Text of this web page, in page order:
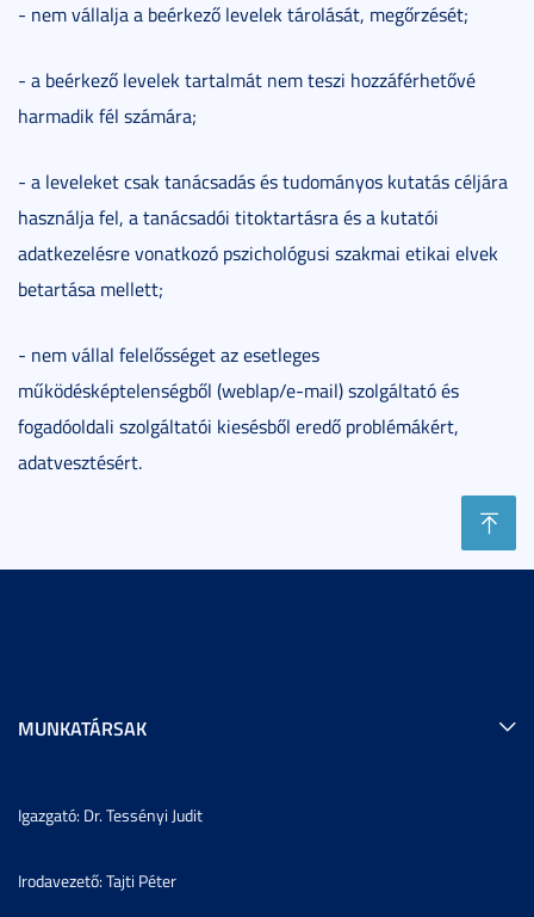
- nem vállalja a beérkező levelek tárolását, megőrzését;
- a beérkező levelek tartalmát nem teszi hozzáférhetővé
harmadik fél számára;
- a leveleket csak tanácsadás és tudományos kutatás céljára
használja fel, a tanácsadói titoktartásra és a kutatói
adatkezelésre vonatkozó pszichológusi szakmai etikai elvek
betartása mellett;
- nem vállal felelősséget az esetleges
működésképtelenségből (weblap/e-mail) szolgáltató és
fogadóoldali szolgáltatói kiesésből eredő problémákért,
adatvesztésért.
MUNKATÁRSAK
Igazgató: Dr. Tessényi Judit
Irodavezető: Tajti Péter